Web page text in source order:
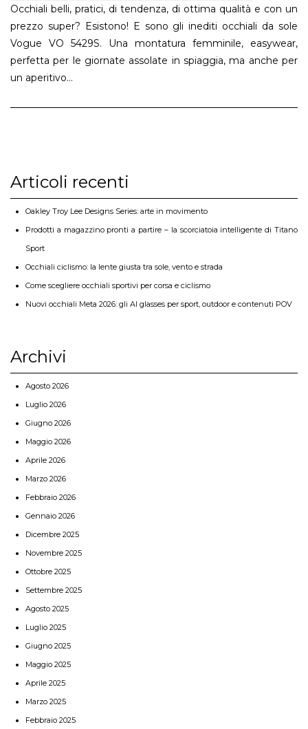
Occhiali belli, pratici, di tendenza, di ottima qualità e con un
prezzo super? Esistono! E sono gli inediti occhiali da sole
Vogue VO 5429S. Una montatura femminile, easywear,
perfetta per le giornate assolate in spiaggia, ma anche per
un aperitivo...
Articoli recenti
Oakley Troy Lee Designs Series: arte in movimento
Prodotti a magazzino pronti a partire – la scorciatoia intelligente di Titano
Sport
Occhiali ciclismo: la lente giusta tra sole, vento e strada
Come scegliere occhiali sportivi per corsa e ciclismo
Nuovi occhiali Meta 2026: gli AI glasses per sport, outdoor e contenuti POV
Archivi
Agosto 2026
Luglio 2026
Giugno 2026
Maggio 2026
Aprile 2026
Marzo 2026
Febbraio 2026
Gennaio 2026
Dicembre 2025
Novembre 2025
Ottobre 2025
Settembre 2025
Agosto 2025
Luglio 2025
Giugno 2025
Maggio 2025
Aprile 2025
Marzo 2025
Febbraio 2025